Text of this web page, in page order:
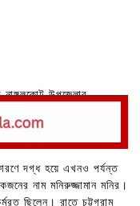
নাঙ্গলকোট উপজেলার
দগ্ধ হয়ে এখনও পর্যন্ত
নাম মনিরুজ্জামান মনির।
ছিলেন। রাতে চট্টগ্রাম